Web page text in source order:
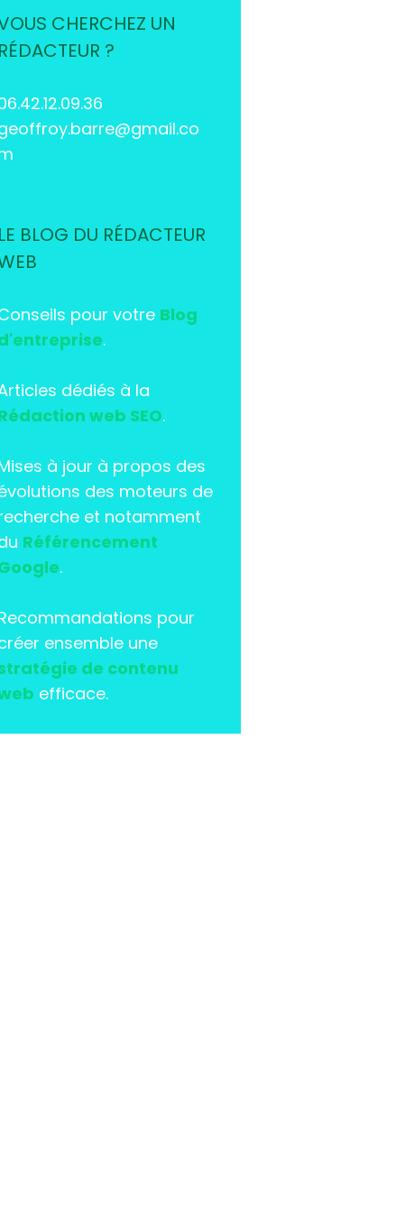
CHERCHEZ UN
RÉDACTEUR ?
LE BLOG DU RÉDACTEUR
pour votre Blog
.
dédiés à la
web SEO.
à jour à propos des
des moteurs de
et notamment
Référencement
.
pour
ensemble une
de contenu
efficace.